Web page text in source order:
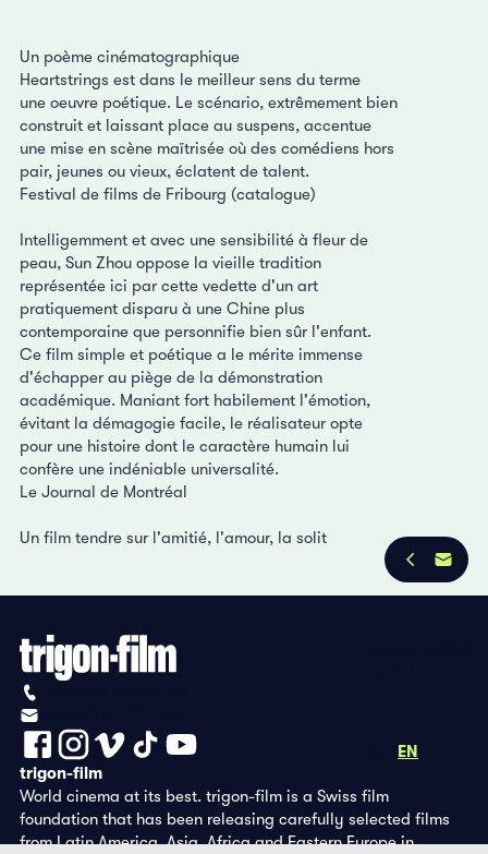
Un poème cinématographique
Heartstrings est dans le meilleur sens du terme
une oeuvre poétique. Le scénario, extrêmement bien
construit et laissant place au suspens, accentue
une mise en scène maïtrisée où des comédiens hors
pair, jeunes ou vieux, éclatent de talent.
Festival de films de Fribourg (catalogue)
Intelligemment et avec une sensibilité à fleur de
peau, Sun Zhou oppose la vieille tradition
représentée ici par cette vedette d'un art
pratiquement disparu à une Chine plus
contemporaine que personnifie bien sûr l'enfant.
Ce film simple et poétique a le mérite immense
d'échapper au piège de la démonstration
académique. Maniant fort habilement l'émotion,
évitant la démagogie facile, le réalisateur opte
pour une histoire dont le caractère humain lui
confère une indéniable universalité.
Le Journal de Montréal
Un film tendre sur l'amitié, l'amour, la solit
EN
trigon-film
World cinema at its best. trigon-film is a Swiss film
foundation that has been releasing carefully selected films
from Latin America, Asia, Africa and Eastern Europe in